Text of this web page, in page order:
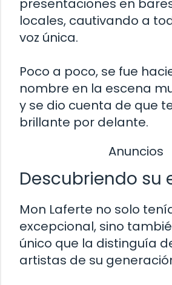
presentaciones en
locales, cautivando a
voz única.
Poco a poco, se fue
nombre en la escena
y se dio cuenta de que
brillante por delante.
Anuncios
Descubriendo su
Mon Laferte no solo
excepcional, sino
único que la distinguía
artistas de su